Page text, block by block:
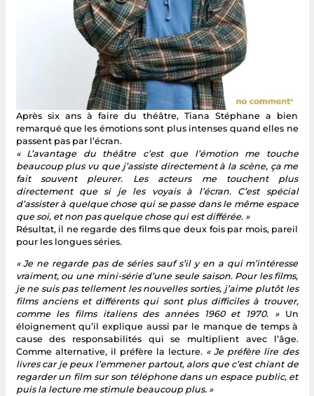
Après six ans à faire du théâtre, Tiana Stéphane a bien
remarqué que les émotions sont plus intenses quand elles ne
passent pas par l’écran.
« L’avantage du théâtre c’est que l’émotion me touche
beaucoup plus vu que j’assiste directement à la scène, ça me
fait souvent pleurer. Les acteurs me touchent plus
directement que si je les voyais à l’écran. C’est spécial
d’assister à quelque chose qui se passe dans le même espace
que soi, et non pas quelque chose qui est différée. »
Résultat, il ne regarde des films que deux fois par mois, pareil
pour les longues séries.
« Je ne regarde pas de séries sauf s’il y en a qui m’intéresse
vraiment, ou une mini-série d’une seule saison. Pour les films,
je ne suis pas tellement les nouvelles sorties, j’aime plutôt les
films anciens et différents qui sont plus difficiles à trouver,
comme les films italiens des années 1960 et 1970. » Un
éloignement qu’il explique aussi par le manque de temps à
cause des responsabilités qui se multiplient avec l’âge.
Comme alternative, il préfère la lecture. « Je préfère lire des
livres car je peux l’emmener partout, alors que c’est chiant de
regarder un film sur son téléphone dans un espace public, et
puis la lecture me stimule beaucoup plus. »